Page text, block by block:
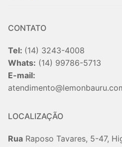
CONTATO
Tel: (14) 3243-4008
Whats: (14) 99786-5713
E-mail:
LOCALIZAÇÃO
Rua Raposo Tavares, 5-47,